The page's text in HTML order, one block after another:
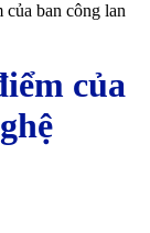
ban công lan
của